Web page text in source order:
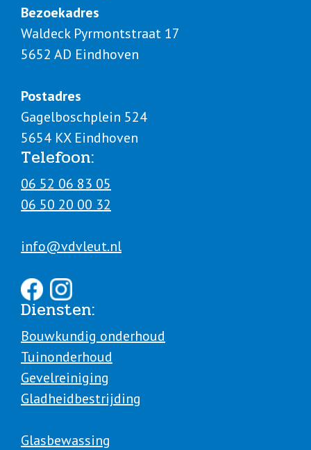
Bezoekadres
Waldeck Pyrmontstraat 17
5652 AD Eindhoven
Postadres
Gagelboschplein 524
5654 KX Eindhoven
Telefoon:
06 52 06 83 05
06 50 20 00 32
info@vdvleut.nl
Diensten:
Bouwkundig onderhoud
Tuinonderhoud
Gevelreiniging
Gladheidbestrijding
Glasbewassing